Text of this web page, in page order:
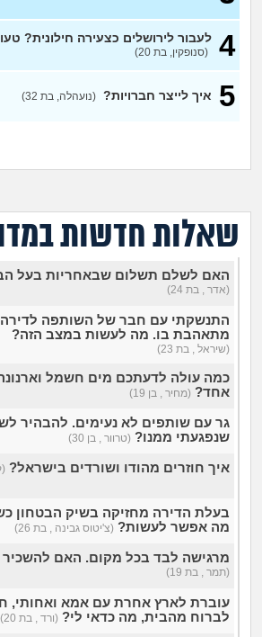
4 לעבור לירושלים כצעירה חילונית?
(סנופקין, בת 20)
5 איך לייצר חברויות? (נועהלה, בת 32)
שאלות חדשות
האם לשלם תשלום שבאחריות בעל
(אדר , בת 24)
התנשקתי עם חבר של השותפה
מתאהבת בו. מה לעשות במצב הזה?
(שיראל , בת 23)
כמה עולה לדעתכם מים חשמל
אחד? (מחיר , בן 19)
גר עם שותפים לא נעימים. להבהיר
שנפגעתי ממנו? (טרוור , בן 30)
איך חוזרים מהודו ושורדים בישראל?
בעלת הדירה מחזיקה בשיק הבטחון
מה אפשר לעשות? (צ'יטוס גבינה , בת 26)
מרגישה לבד בכל מקום. האם להשכיר
(תמר , בת 19)
עוברת לארץ אחרת עם אמא ואחותי,
לברוח מהבית, מה כדאי לי? (ורד , בת 20)